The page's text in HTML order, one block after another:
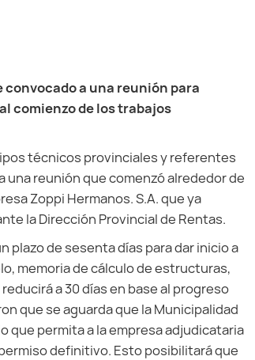
a una reunión para
comienzo de los trabajos
técnicos provinciales y referentes
una reunión que comenzó alrededor de
Zoppi Hermanos. S.A. que ya
la Dirección Provincial de Rentas.
plazo de sesenta días para dar inicio a
memoria de cálculo de estructuras,
a 30 días en base al progreso
que se aguarda que la Municipalidad
que permita a la empresa adjudicataria
definitivo. Esto posibilitará que